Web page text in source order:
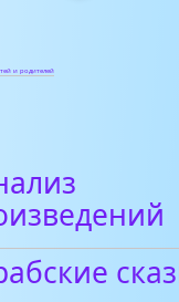
и родителей